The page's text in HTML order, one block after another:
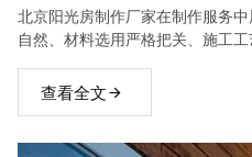
北京阳光房制作厂家在制作服务
自然、材料选用严格把关、施工
查看全文